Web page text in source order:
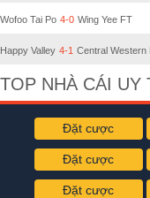
Wofoo Tai Po 4-0 Wing Yee FT
Happy Valley 4-1 Central Western
TOP NHÀ CÁI UY
Đặt cược
Đặt cược
Đặt cược